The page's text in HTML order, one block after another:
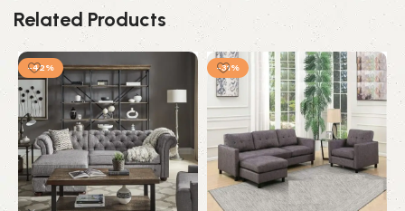
Related Products
-42% -31%